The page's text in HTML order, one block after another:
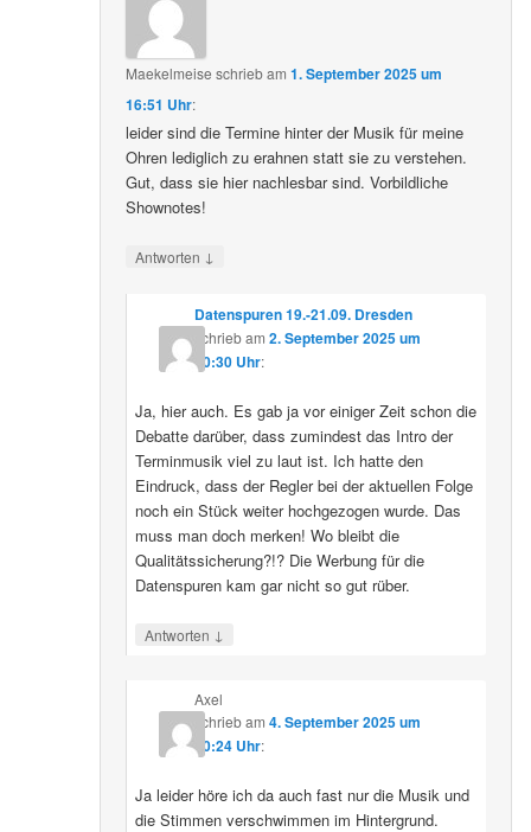
Maekelmeise schriebam1. September 2025 um
16:51 Uhr:
leider sind die Termine hinter der Musik für meine
Ohren lediglich zu erahnen statt sie zu verstehen.
Gut, dass sie hier nachlesbar sind. Vorbildliche
Shownotes!
Antworten ↓
Datenspuren 19.-21.09. Dresden
schriebam 2. September 2025 um
10:30 Uhr:
Ja, hier auch. Es gab ja vor einiger Zeit schon die
Debatte darüber, dass zumindest das Intro der
Terminmusik viel zu laut ist. Ich hatte den
Eindruck, dass der Regler bei der aktuellen Folge
noch ein Stück weiter hochgezogen wurde. Das
muss man doch merken! Wo bleibt die
Qualitätssicherung?!? Die Werbung für die
Datenspuren kam gar nicht so gut rüber.
Antworten ↓
Axel
schriebam 4. September 2025 um
10:24 Uhr:
Ja leider höre ich da auch fast nur die Musik und
die Stimmen verschwimmen im Hintergrund.